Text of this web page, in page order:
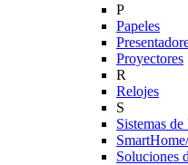
P
Papeles
Proyectores
R
Relojes
S
Sistemas
Soluciones